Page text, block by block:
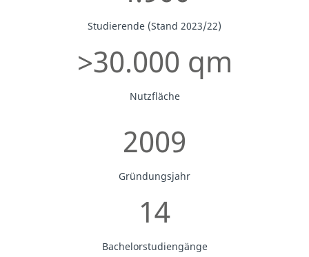
Studierende (Stand 2023/22)
>30.000 qm
Nutzfläche
2009
Gründungsjahr
14
Bachelorstudiengänge